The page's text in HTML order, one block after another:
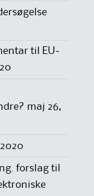
til EU-
maj 26,
forslag til